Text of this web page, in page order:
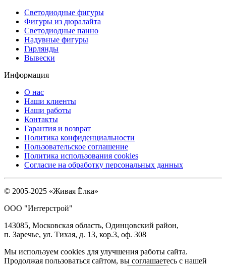
Светодиодные фигуры
Фигуры из дюралайта
Светодиодные панно
Надувные фигуры
Гирлянды
Вывески
Информация
О нас
Наши клиенты
Наши работы
Контакты
Гарантия и возврат
Политика конфиденциальности
Пользовательское соглашение
Политика использования cookies
Согласие на обработку персональных данных
© 2005-2025 «Живая Ёлка»
ООО "Интерстрой"
143085, Московская область, Одинцовский район,
п. Заречье, ул. Тихая, д. 13, кор.3, оф. 308
Мы используем cookies для улучшения работы сайта.
Продолжая пользоваться сайтом, вы соглашаетесь с нашей